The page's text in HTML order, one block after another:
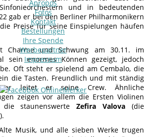
Apropos
Fotos
Kontakt
Bestellungen
Ihre Spende
Werbepartner
Impressum
und in bedeutenden
gab er bei den Berliner Philharmonikern
Preise für seine Einspielungen häufen
und Schwung am 30.11. im
sein enormes Können gezeigt, jedoch
Oft steht er spielend am Cembalo, die
die Tasten. Freundlich und mit ständig
leitet er seine Crew. Ähnliche
zeigen vor allem die Ersten Violinen
die staunenswerteZefira Valova (die
Musik, und alle sieben Werke trugen